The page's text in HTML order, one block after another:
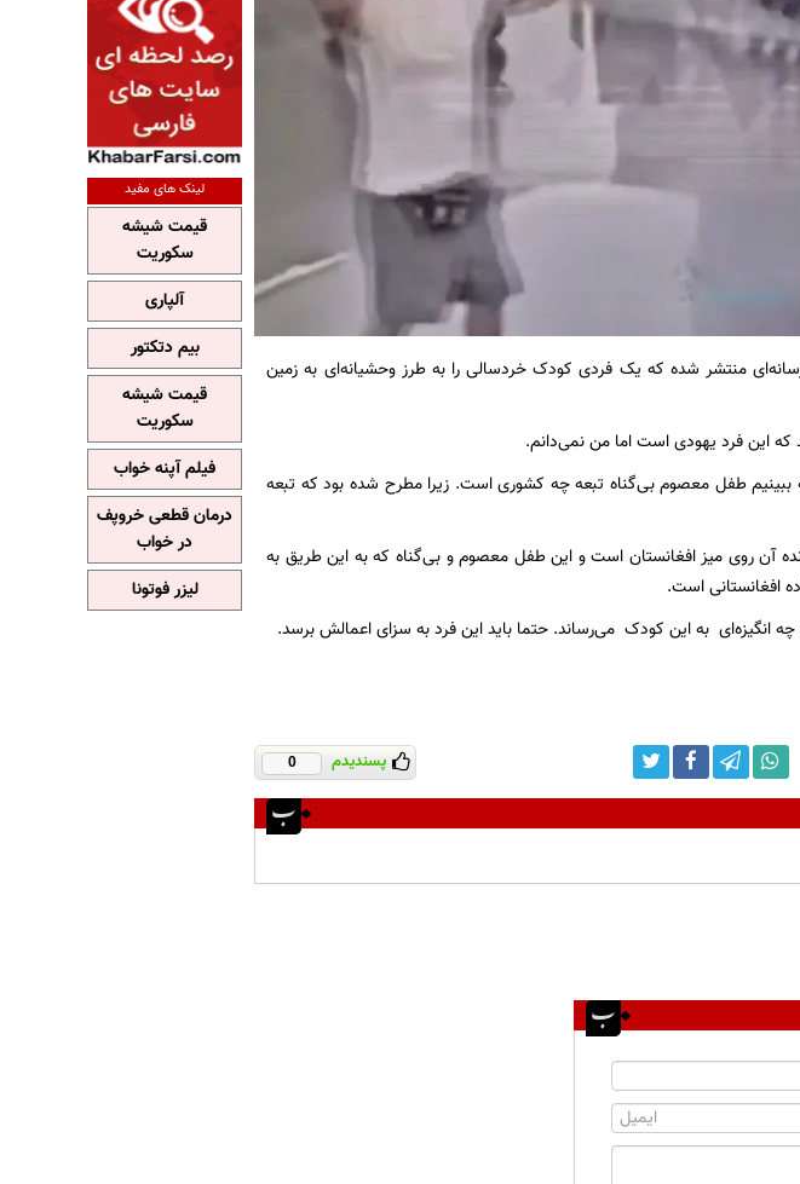
منتشر شده که یک فردی کودک خردسالی را به طرز وحشیانه‌ای به زمین
این فرد یهودی است اما من نمی‌دانم.
ببینیم طفل معصوم بی‌گناه تبعه چه کشوری است. زیرا مطرح شده بود که تبعه
آن روی میز افغانستان است و این طفل معصوم و بی‌گناه که به این طریق به
افغانستانی است.
انگیزه‌ای به این کودک می‌رساند. حتما باید این فرد به سزای اعمالش برسد.
پسندیدم 0
لینک های مفید
قیمت شیشه
سکوریت
آلپاری
بیم دتکتور
قیمت شیشه
سکوریت
فیلم آپنه خواب
درمان قطعی خروپف
در خواب
لیزر فوتونا